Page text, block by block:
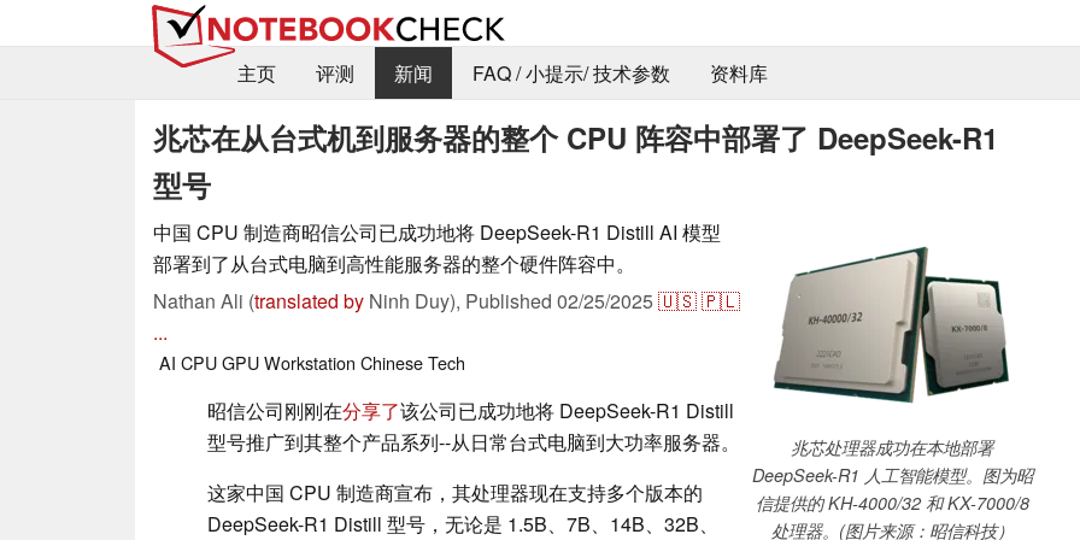
主页 评测 新闻 FAQ / 小提示/ 技术参数 资料库
兆芯在从台式机到服务器的整个 CPU 阵容中部署了 DeepSeek-R1
型号
兆芯处理器成功在本地部署
DeepSeek-R1 人工智能模型。图为昭
信提供的 KH-4000/32 和 KX-7000/8
处理器。(图片来源：昭信科技）
中国 CPU 制造商昭信公司已成功地将 DeepSeek-R1 Distill AI 模型
部署到了从台式电脑到高性能服务器的整个硬件阵容中。
Nathan Ali (translated by Ninh Duy), Published 02/25/2025🇺🇸🇵🇱
...
AI CPUGPUWorkstation Chinese Tech
昭信公司刚刚在分享了该公司已成功地将 DeepSeek-R1 Distill
型号推广到其整个产品系列--从日常台式电脑到大功率服务器。
这家中国 CPU 制造商宣布，其处理器现在支持多个版本的
DeepSeek-R1 Distill 型号，无论是 1.5B、7B、14B、32B、